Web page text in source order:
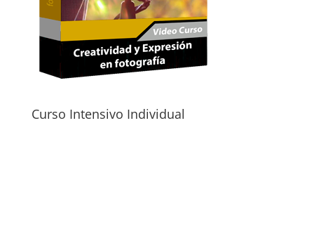
Curso Intensivo Individual